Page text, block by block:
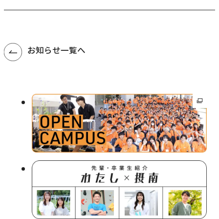
お知らせ一覧へ
外
部
サ
イ
ト
別
ウ